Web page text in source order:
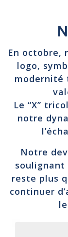
En octobre,
logo,
modernité
Le “X”
notre
Notre
reste plus
continuer